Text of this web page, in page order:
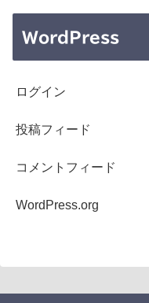
WordPress
ログイン
投稿フィード
コメントフィード
WordPress.org